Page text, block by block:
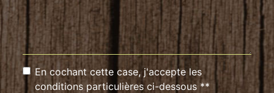
En cochant cette case, j'accepte les
conditions particulières ci-dessous **